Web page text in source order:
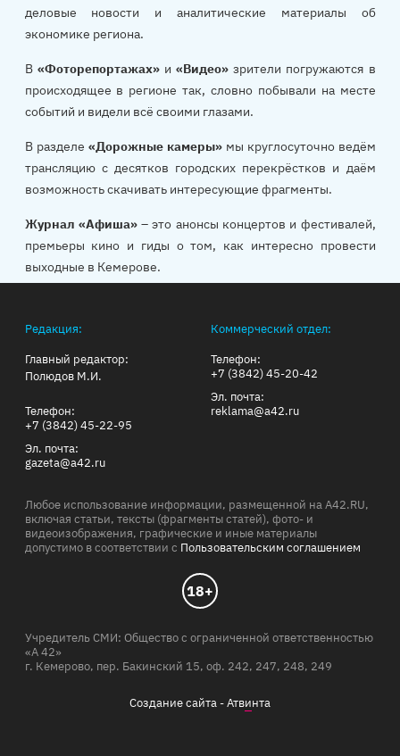
деловые новости и аналитические материалы об
экономике региона.
В «Фоторепортажах»и«Видео» зрители погружаются в
происходящее в регионе так, словно побывали на месте
событий и видели всё своими глазами.
В разделе «Дорожные камеры»мы круглосуточно ведём
трансляцию с десятков городских перекрёстков и даём
возможность скачивать интересующие фрагменты.
Журнал «Афиша»– это анонсы концертов и фестивалей,
премьеры кино и гиды о том, как интересно провести
выходные в Кемерове.
Редакция:
Главный редактор:
Полюдов М.И.
Телефон:
+7 (3842) 45-22-95
Эл. почта:
gazeta@a42.ru
Коммерческий отдел:
Телефон:
+7 (3842) 45-20-42
Эл. почта:
reklama@a42.ru
Любое использование информации, размещенной на A42.RU,
включая статьи, тексты (фрагменты статей), фото- и
видеоизображения, графические и иные материалы
допустимо в соответствии с Пользовательским соглашением
18+
Учредитель СМИ: Общество с ограниченной ответственностью
«А 42»
г. Кемерово, пер. Бакинский 15, оф. 242, 247, 248, 249
Создание сайта -Атвинта